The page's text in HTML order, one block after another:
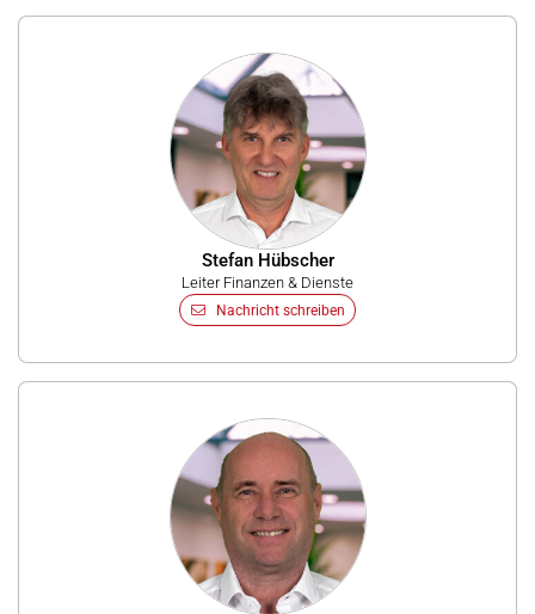
Stefan Hübscher
Leiter Finanzen & Dienste
Nachricht schreiben